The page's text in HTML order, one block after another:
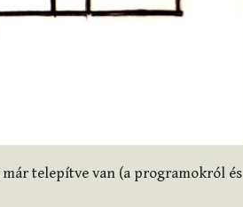
már telepítve van (a programokról és